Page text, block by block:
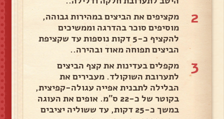
2
מקציפים את הביצים במהירות גבוהה,
מוסיפים סוכר בהדרגה וממשיכים
להקציף כ-5 דקות נוספות עד שקציפת
הביצים תפוחה מאוד ובהירה..
3
מקפלים בעדינות את קצף הביצים
לתערובת השוקולד. מעבירים את
הבלילה לתבנית אפייה עגולה-קפיצית,
בקוטר של כ-22 ס"מ. אופים את העוגה
במשך כ-25 דקות, עד ששוליה יציבים